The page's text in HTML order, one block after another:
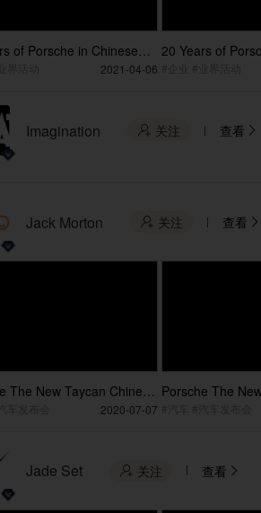
of Porsche in Chinese
Event Teaser Video 15S
2021-04-06
20 Years of
Imagination  关注 查看 
Jack Morton  关注 查看 
The New Taycan Chinese
Car Reveal Video2020-07-07
Porsche The
Jade Set  关注 查看 